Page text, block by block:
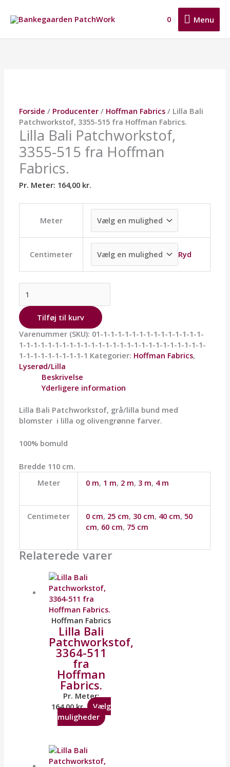
indholdet
Menu
Menu
0
Forside / Producenter / Hoffman Fabrics / Lilla Bali
Patchworkstof, 3355-515 fra Hoffman Fabrics.
Lilla Bali Patchworkstof,
3355-515 fra Hoffman
Fabrics.
Pr. Meter: 164,00 kr.
Meter
Centimeter Ryd
Hoffman
Fabrics.
antal
Tilføj til kurv
Varenummer (SKU): 01-1-1-1-1-1-1-1-1-1-1-1-1-1-1-
1-1-1-1-1-1-1-1-1-1-1-1-1-1-1-1-1-1-1-1-1-1-1-1-1-1-
1-1-1-1-1-1-1-1-1-1 Kategorier: Hoffman Fabrics,
Lyserød/Lilla
Beskrivelse
Yderligere information
Lilla Bali Patchworkstof, grå/lilla bund med
blomster i lilla og olivengrønne farver.
100% bomuld
Bredde 110 cm.
Meter
0 m, 1 m, 2 m, 3 m, 4 m
Centimeter 0 cm, 25 cm, 30 cm, 40 cm, 50
cm, 60 cm, 75 cm
Relaterede varer
Hoffman Fabrics
Lilla Bali
Patchworkstof,
3364-511
fra
Hoffman
Fabrics.
Pr. Meter:
164,00kr.
Vælg
muligheder
kan
vælges
på
varesiden
kan
vælges
på
varesiden
kan
vælges
på
varesiden